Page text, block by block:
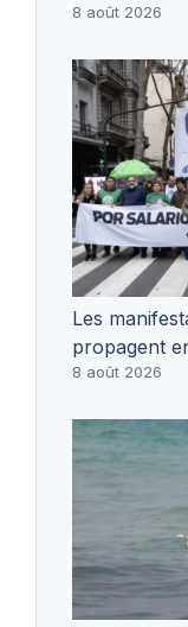
8 août 2026
Les
propagent
8 août 2026